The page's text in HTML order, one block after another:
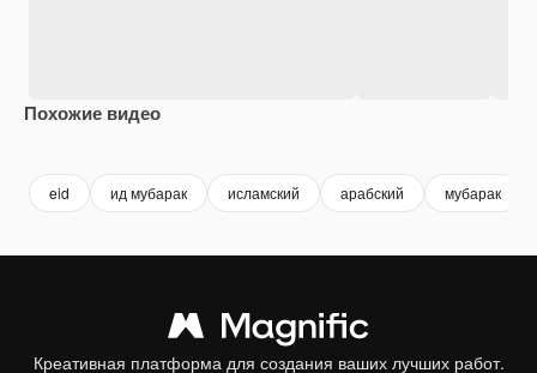
Похожие видео
eid ид мубарак исламский арабский мубарак
Креативная платформа для создания ваших лучших работ.